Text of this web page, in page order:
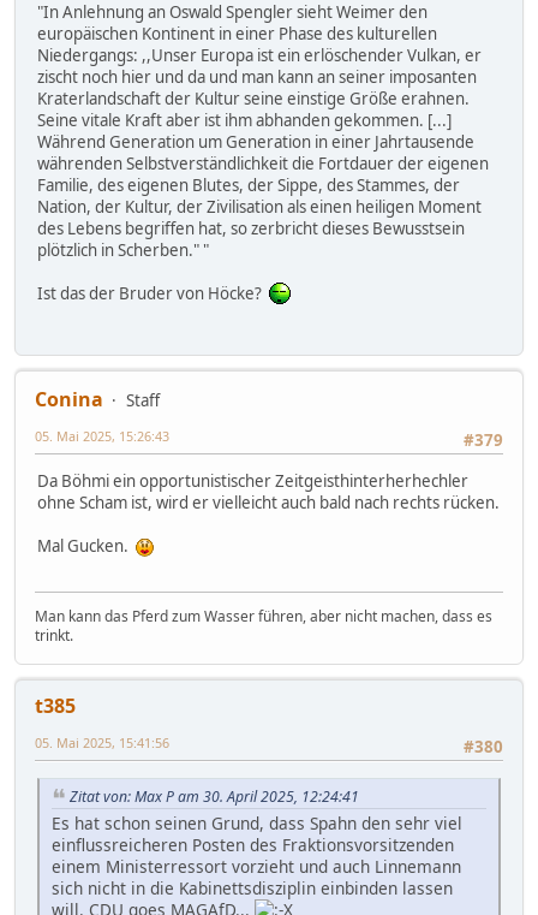
"In Anlehnung an Oswald Spengler sieht Weimer den
europäischen Kontinent in einer Phase des kulturellen
Niedergangs: ,,Unser Europa ist ein erlöschender Vulkan, er
zischt noch hier und da und man kann an seiner imposanten
Kraterlandschaft der Kultur seine einstige Größe erahnen.
Seine vitale Kraft aber ist ihm abhanden gekommen. [...]
Während Generation um Generation in einer Jahrtausende
währenden Selbstverständlichkeit die Fortdauer der eigenen
Familie, des eigenen Blutes, der Sippe, des Stammes, der
Nation, der Kultur, der Zivilisation als einen heiligen Moment
des Lebens begriffen hat, so zerbricht dieses Bewusstsein
plötzlich in Scherben." "
Ist das der Bruder von Höcke?
Conina
Staff
#379
05. Mai 2025, 15:26:43
Da Böhmi ein opportunistischer Zeitgeisthinterherhechler
ohne Scham ist, wird er vielleicht auch bald nach rechts rücken.
Mal Gucken.
Man kann das Pferd zum Wasser führen, aber nicht machen, dass es
trinkt.
t385
#380
05. Mai 2025, 15:41:56
Zitat von: Max P am 30. April 2025, 12:24:41
Es hat schon seinen Grund, dass Spahn den sehr viel
einflussreicheren Posten des Fraktionsvorsitzenden
einem Ministerressort vorzieht und auch Linnemann
sich nicht in die Kabinettsdisziplin einbinden lassen
will. CDU goes MAGAfD...